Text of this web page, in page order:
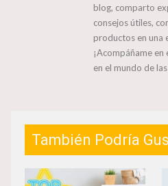
blog, comparto
consejos útiles,
productos en una
¡Acompáñame
en el mundo de
También Podría